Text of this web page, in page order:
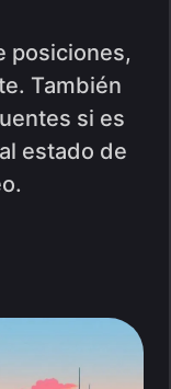
posiciones,
También
si es
estado de